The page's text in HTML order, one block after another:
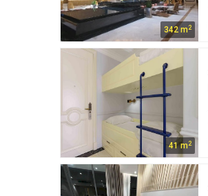
342 m 2
41 m 2